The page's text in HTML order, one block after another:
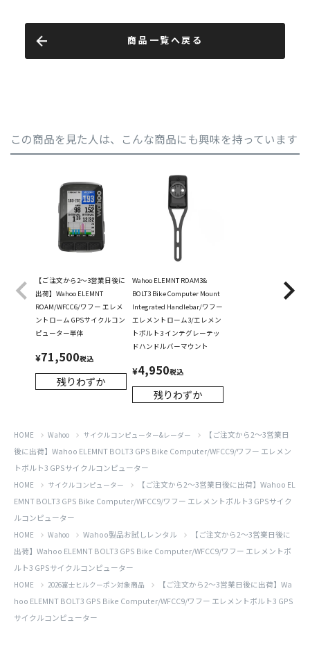
商品一覧へ戻る
この商品を見た人は、こんな商品にも興味を持っています
【ご注文から2～3営業日後に
出荷】Wahoo ELEMNT
ROAM/WFCC6/ワフー エレメ
ントローム GPSサイクルコン
ピューター単体
¥71,500税込
残りわずか
Wahoo ELEMNT ROAM3&
BOLT3 Bike Computer Mount
Integrated Handlebar/ワフー
エレメントローム3/エレメン
トボルト3 インテグレーテッ
ドハンドルバーマウント
¥4,950税込
残りわずか
HOME Wahoo サイクルコンピューター&レーダー
【ご注文から2～3営業日
後に出荷】Wahoo ELEMNT BOLT3 GPS Bike Computer/WFCC9/ワフー エレメン
トボルト3 GPSサイクルコンピューター
HOME サイクルコンピューター
【ご注文から2～3営業日後に出荷】Wahoo EL
EMNT BOLT3 GPS Bike Computer/WFCC9/ワフー エレメントボルト3 GPSサイク
ルコンピューター
HOME Wahoo Wahoo製品お試しレンタル
【ご注文から2～3営業日後に
出荷】Wahoo ELEMNT BOLT3 GPS Bike Computer/WFCC9/ワフー エレメントボ
ルト3 GPSサイクルコンピューター
HOME 2026富士ヒルクーポン対象商品
【ご注文から2～3営業日後に出荷】Wa
hoo ELEMNT BOLT3 GPS Bike Computer/WFCC9/ワフー エレメントボルト3 GPS
サイクルコンピューター